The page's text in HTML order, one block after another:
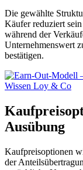
Die gewählte
Käufer reduziert
während der
Unternehmenswert
bestätigen.
Ausübung
Kaufpreisoptionen
der